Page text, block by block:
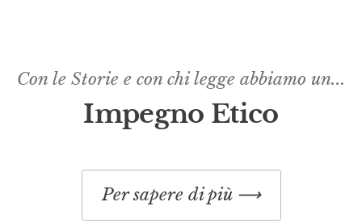
Con le Storie e con chi legge abbiamo un...
Impegno Etico​
Per sapere di più ⟶